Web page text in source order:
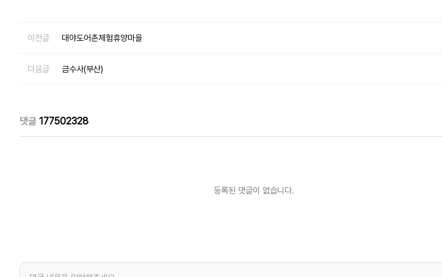
이전글 대야도어촌체험휴양마을
다음글 금수사(부산)
댓글 177502328
등록된 댓글이 없습니다.